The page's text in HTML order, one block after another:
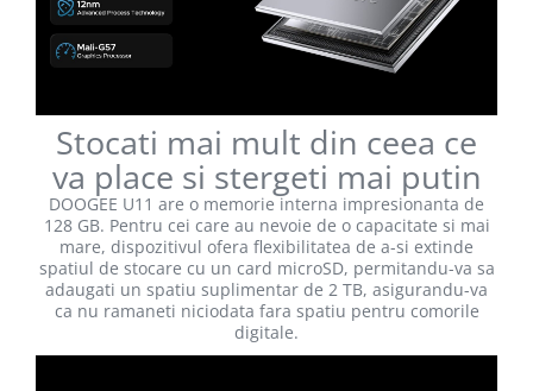
Stocati mai mult din ceea ce
va place si stergeti mai putin
DOOGEE U11 are o memorie interna impresionanta de
128 GB. Pentru cei care au nevoie de o capacitate si mai
mare, dispozitivul ofera flexibilitatea de a-si extinde
spatiul de stocare cu un card microSD, permitandu-va sa
adaugati un spatiu suplimentar de 2 TB, asigurandu-va
ca nu ramaneti niciodata fara spatiu pentru comorile
digitale.